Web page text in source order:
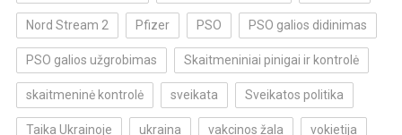
Nord Stream 2 Pfizer PSO PSO galios didinimas
PSO galios užgrobimas Skaitmeniniai pinigai ir kontrolė
skaitmeninė kontrolė sveikata Sveikatos politika
Taika Ukrainoje ukraina vakcinos žala vokietija